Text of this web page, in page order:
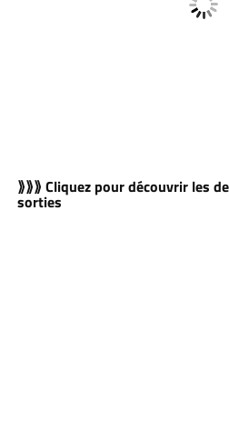
⟫⟫⟫ Cliquez pour découvrir les
sorties